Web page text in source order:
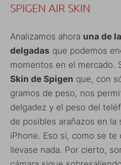
SPIGEN AIR SKIN
Analizamos ahora una de
delgadas que podemos
momentos en el mercado.
Skin de Spigen que, con
gramos de peso, nos
delgadez y el peso del
de posibles arañazos en
iPhone. Eso sí, como se te
llevase nada. Por cierto,